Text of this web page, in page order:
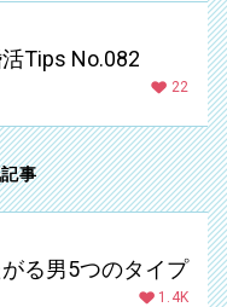
Tips No.082
22
事
る男5つのタイプ
1.4K